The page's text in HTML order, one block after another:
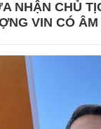
NHẬN CHỦ
VIN CÓ